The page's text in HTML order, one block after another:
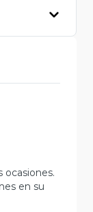
ocasiones.
en su